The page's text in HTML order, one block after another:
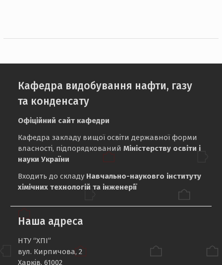
Кафедра видобування нафти, газу
та конденсату
Офіційний сайт кафедри
Кафедра закладу вищої освіти державної форми
власності, підпорядкованийМіністерству освіти і
науки України
Входить до складу Навчально-науковго інституту
хімічних технологій та інженерії
Наша адреса
НТУ “ХПІ”
вул. Кирпичова, 2
Харків, 61002